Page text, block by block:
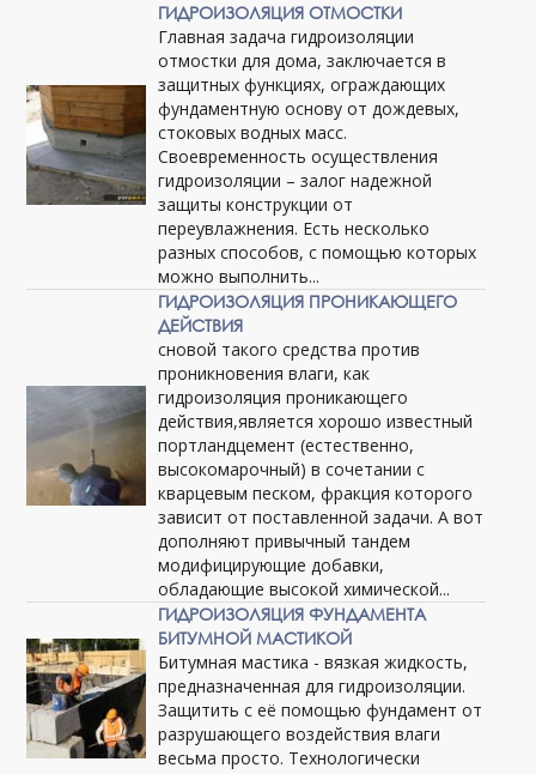
ГИДРОИЗОЛЯЦИЯ ОТМОСТКИ
Главная задача гидроизоляции
отмостки для дома, заключается в
защитных функциях, ограждающих
фундаментную основу от дождевых,
стоковых водных масс.
Своевременность осуществления
гидроизоляции – залог надежной
защиты конструкции от
переувлажнения. Есть несколько
разных способов, с помощью которых
можно выполнить...
ГИДРОИЗОЛЯЦИЯ ПРОНИКАЮЩЕГО
ДЕЙСТВИЯ
сновой такого средства против
проникновения влаги, как
гидроизоляция проникающего
действия,является хорошо известный
портландцемент (естественно,
высокомарочный) в сочетании с
кварцевым песком, фракция которого
зависит от поставленной задачи. А вот
дополняют привычный тандем
модифицирующие добавки,
обладающие высокой химической...
ГИДРОИЗОЛЯЦИЯ ФУНДАМЕНТА
БИТУМНОЙ МАСТИКОЙ
Битумная мастика - вязкая жидкость,
предназначенная для гидроизоляции.
Защитить с её помощью фундамент от
разрушающего воздействия влаги
весьма просто. Технологически